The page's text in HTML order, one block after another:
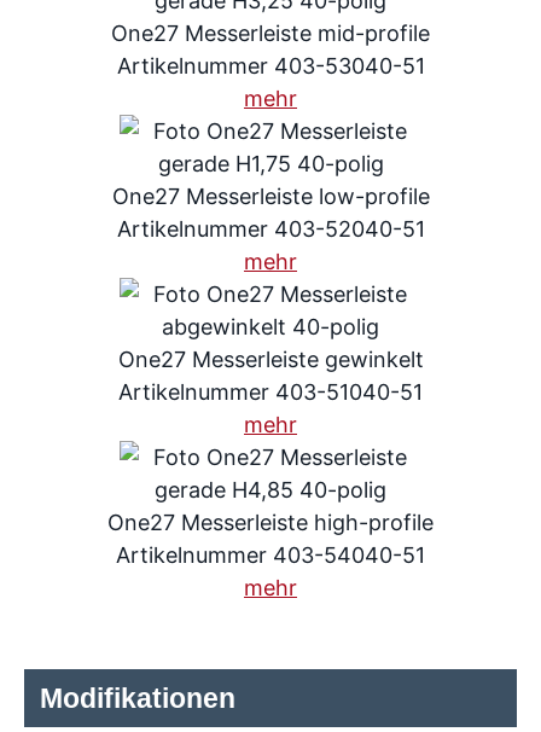
One27 Messerleiste mid-profile
Artikelnummer 403-53040-51
mehr
One27 Messerleiste low-profile
Artikelnummer 403-52040-51
mehr
One27 Messerleiste gewinkelt
Artikelnummer 403-51040-51
mehr
One27 Messerleiste high-profile
Artikelnummer 403-54040-51
mehr
Modifikationen